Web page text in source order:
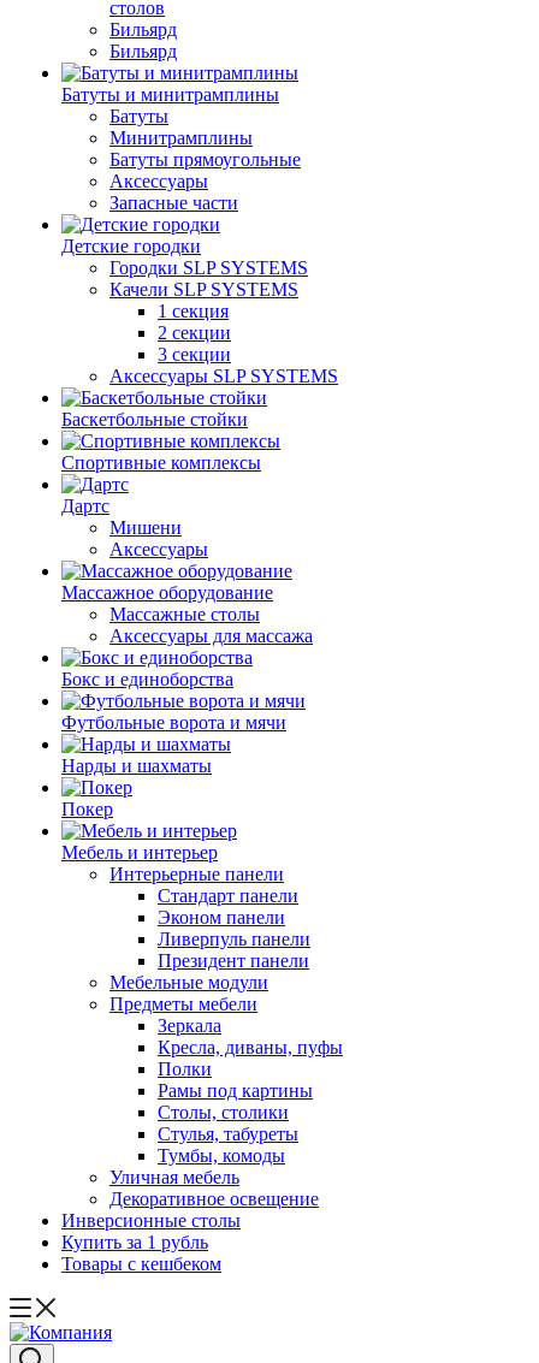
столов
Бильяpд
Бильяpд
Батуты и минитрамплины
Батуты
Минитрамплины
Батуты прямоугольные
Аксессуары
Запасные части
Детские городки
Городки SLP SYSTEMS
Качели SLP SYSTEMS
1 секция
2 секции
3 секции
Аксессуары SLP SYSTEMS
Баскетбольные стойки
Спортивные комплексы
Дартс
Мишени
Аксессуары
Массажное оборудование
Массажные столы
Аксессуары для массажа
Бокс и единоборства
Футбольные ворота и мячи
Нарды и шахматы
Покер
Мебель и интерьер
Интерьерные панели
Стандарт панели
Эконом панели
Ливерпуль панели
Президент панели
Мебельные модули
Предметы мебели
Зеркала
Кресла, диваны, пуфы
Полки
Рамы под картины
Столы, столики
Стулья, табуреты
Тумбы, комоды
Уличная мебель
Декоративное освещение
Инверсионные столы
Купить за 1 рубль
Товары с кешбеком